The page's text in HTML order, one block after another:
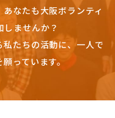
あなたも大阪ボランティ
ませんか？
たちの活動に、一人で
っています。